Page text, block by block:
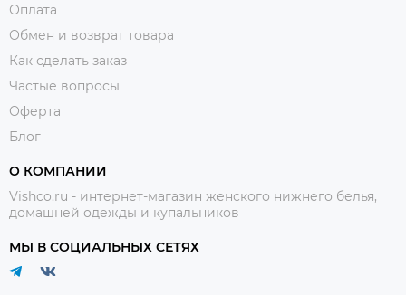
Оплата
Обмен и возврат товара
Как сделать заказ
Частые вопросы
Оферта
Блог
О КОМПАНИИ
Vishco.ru - интернет-магазин женского нижнего белья,
домашней одежды и купальников
МЫ В СОЦИАЛЬНЫХ СЕТЯХ